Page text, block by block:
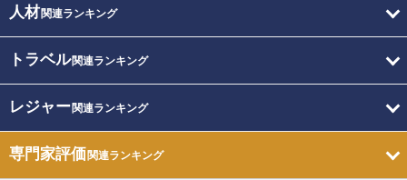
人材関連ランキング
トラベル関連ランキング
レジャー関連ランキング
専門家評価関連ランキング